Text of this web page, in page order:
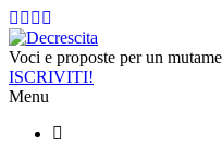
Voci e proposte per un
ISCRIVITI!
Menu